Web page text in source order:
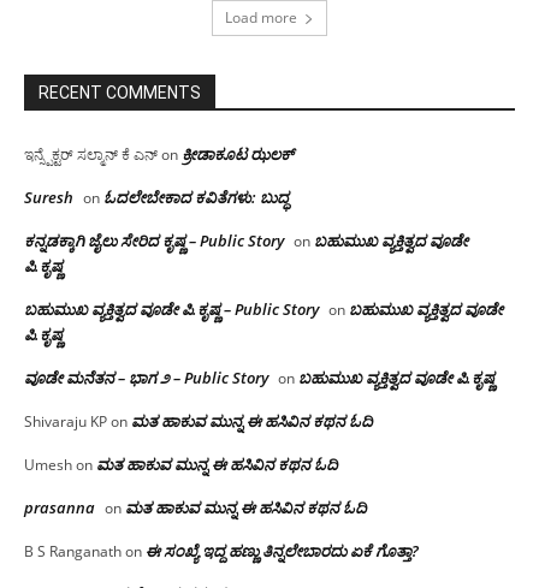
Load more
RECENT COMMENTS
ಇನ್ಸ್ಪೆಕ್ಟರ್ ಸಲ್ಮಾನ್ ಕೆ ಎನ್on ಕ್ರೀಡಾಕೂಟ ಝಲಕ್
Suresh on ಓದಲೇಬೇಕಾದ‌ ಕವಿತೆಗಳು: ಬುದ್ಧ
ಕನ್ನಡಕ್ಕಾಗಿ ಜೈಲು ಸೇರಿದ ಕೃಷ್ಣ – Public Story on ಬಹುಮುಖ ವ್ಯಕ್ತಿತ್ವದ ವೂಡೇ
ಪಿ.ಕೃಷ್ಣ
ಬಹುಮುಖ ವ್ಯಕ್ತಿತ್ವದ ವೂಡೇ ಪಿ.ಕೃಷ್ಣ – Public Story on ಬಹುಮುಖ ವ್ಯಕ್ತಿತ್ವದ ವೂಡೇ
ಪಿ.ಕೃಷ್ಣ
ವೂಡೇ ಮನೆತನ – ಭಾಗ ೨ – Public Story on ಬಹುಮುಖ ವ್ಯಕ್ತಿತ್ವದ ವೂಡೇ ಪಿ.ಕೃಷ್ಣ
Shivaraju KPon ಮತ ಹಾಕುವ ಮುನ್ನ ಈ ಹಸಿವಿನ ಕಥನ ಓದಿ
Umeshon ಮತ ಹಾಕುವ ಮುನ್ನ ಈ ಹಸಿವಿನ ಕಥನ ಓದಿ
prasanna on ಮತ ಹಾಕುವ ಮುನ್ನ ಈ ಹಸಿವಿನ ಕಥನ ಓದಿ
B S Ranganathon ಈ ಸಂಖ್ಯೆ ಇದ್ದ ಹಣ್ಣು ತಿನ್ನಲೇಬಾರದು ಏಕೆ ಗೊತ್ತಾ?